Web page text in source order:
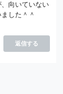
向いていない
した＾＾
返信する